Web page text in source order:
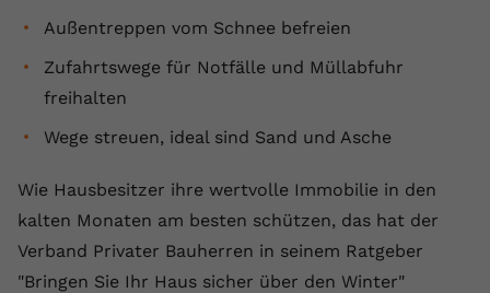
Außentreppen vom Schnee befreien
Zufahrtswege für Notfälle und Müllabfuhr
freihalten
Wege streuen, ideal sind Sand und Asche
Wie Hausbesitzer ihre wertvolle Immobilie in den
kalten Monaten am besten schützen, das hat der
Verband Privater Bauherren in seinem Ratgeber
"Bringen Sie Ihr Haus sicher über den Winter"